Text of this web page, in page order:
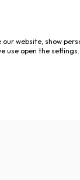
website, show
use open the settings.